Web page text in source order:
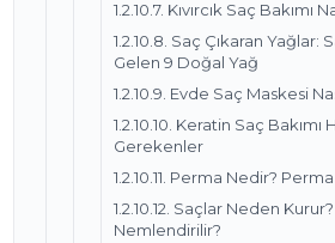
1.2.10.7. Kıvırcık Saç Bakımı
1.2.10.8. Saç Çıkaran
Gelen 9 Doğal Yağ
1.2.10.9. Evde Saç Maskesi
1.2.10.10. Keratin Saç
Gerekenler
1.2.10.11. Perma Nedir?
1.2.10.12. Saçlar Neden
Nemlendirilir?